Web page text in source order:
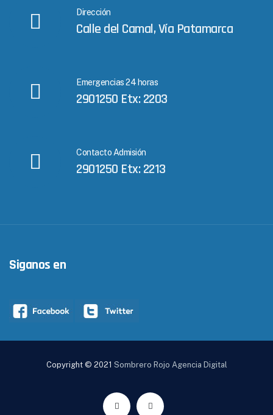
Dirección
Calle del Camal, Vía Patamarca
Emergencias 24 horas
2901250 Etx: 2203
Contacto Admisión
2901250 Etx: 2213
Siganos en
Copyright © 2021 Sombrero Rojo Agencia Digital